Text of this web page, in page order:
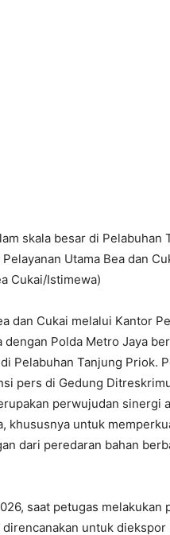
skala besar di Pelabuhan
Utama Bea dan
Cukai/Istimewa)
dan Cukai melalui Kantor
Polda Metro Jaya
Pelabuhan Tanjung Priok.
pers di Gedung
perwujudan sinergi
khususnya untuk
dari peredaran bahan
saat petugas melakukan
untuk diekspor